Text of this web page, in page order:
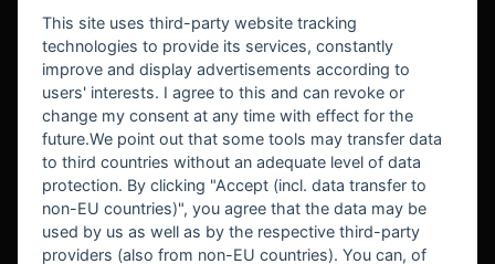
BEKANNT AUS
This site uses third-party website tracking
technologies to provide its services, constantly
improve and display advertisements according to
users' interests. I agree to this and can revoke or
change my consent at any time with effect for the
future.We point out that some tools may transfer data
to third countries without an adequate level of data
protection. By clicking "Accept (incl. data transfer to
non-EU countries)", you agree that the data may be
used by us as well as by the respective third-party
providers (also from non-EU countries). You can, of